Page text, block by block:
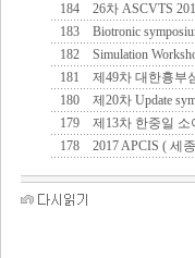
184
26차 ASCVTS
183
Biotronic
182
Simulation
181
제49차 대한흉부
180
제20차 Update
179
제13차 한중일
178
2017 APCIS ( 세